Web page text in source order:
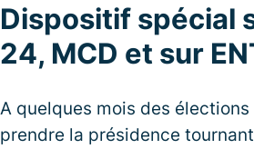
Dispositif spécial
24, MCD et sur
A quelques mois des
prendre la présidence